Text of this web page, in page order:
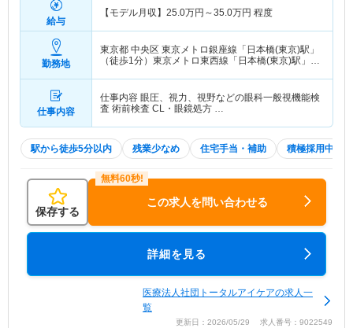
給与
【モデル月収】 25.0万円～35.0万円 程度
勤務地
東京都 中央区 東京メトロ銀座線「日本橋(東京)駅」
（徒歩1分）東京メトロ東西線「日本橋(東京)駅」
仕事内容
仕事内容 眼圧、視力、視野などの眼科一般視機能検
査 術前検査 CL・眼鏡処方 …
駅から徒歩5分以内 残業少なめ 住宅手当・補助 積極採用中
保存する
この求人を問い合わせる
詳細を見る
医療法人社団トータルアイケアの求人一
覧
更新日：2026/05/29 求人番号：9022549